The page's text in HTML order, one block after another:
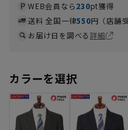
WEB会員なら230pt獲得
送料 全国一律550円（店舗
お届け日を調べる詳細
カラーを選択